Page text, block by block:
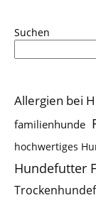
Suchen
Allergien bei
familienhunde
hochwertiges
Hundefutter